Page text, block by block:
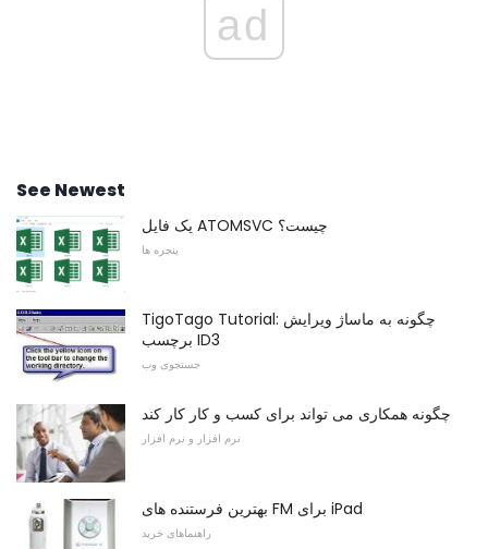
ad
See Newest
یک فایل ATOMSVC چیست؟
پنجره ها
TigoTago Tutorial: چگونه به ماساژ ویرایش
برچسب ID3
جستجوی وب
چگونه همکاری می تواند برای کسب و کار کار کند
نرم افزار و نرم افزار
بهترین فرستنده های FM برای iPad
راهنماهای خرید